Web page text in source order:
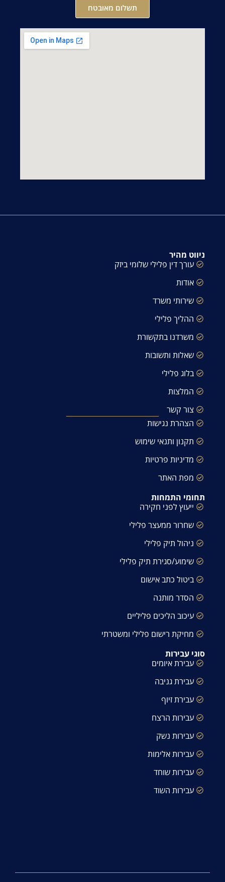
תשלום מאובטח
ניווט מהיר
עורך דין פלילי שלומי ביזק
אודות
שירותי משרד
ההליך פלילי
משרדנו בתקשורת
שאלות ותשובות
בלוג פלילי
המלצות
צור קשר
הצהרת נגישות
תקנון ותנאי שימוש
מדיניות פרטיות
מפת האתר
תחומי התמחות
ייעוץ לפני חקירה
שחרור ממעצר פלילי
ניהול תיק פלילי
שימוע/סגירת תיק פלילי
ביטול כתב אישום
הסדר מותנה
עיכוב הליכים פליליים
מחיקת רישום פלילי ומשטרתי
סוגי עבירות
עבירת איומים
עבירת גניבה
עבירת זיוף
עבירות הרצח
עבירות נשק
עבירות אלימות
עבירות שוחד
עבירות השוד